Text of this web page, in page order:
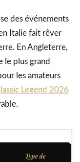
des événements
Italie fait rêver
En Angleterre,
le plus grand
les amateurs
Legend 2026
Type de